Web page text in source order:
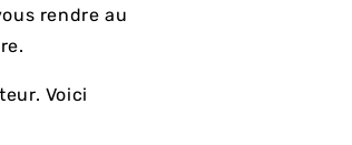
rendre au
Voici